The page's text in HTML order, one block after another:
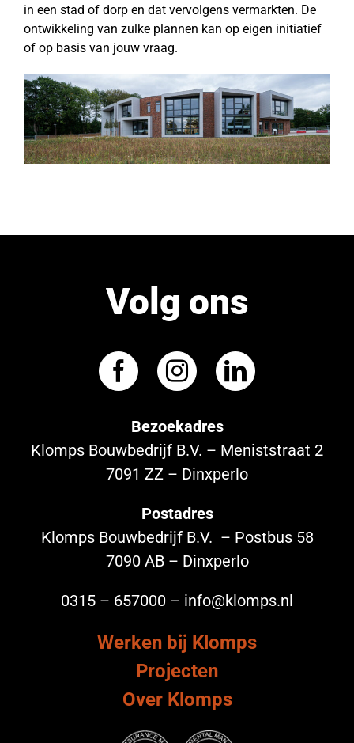
in een stad of dorp en dat vervolgens vermarkten. De
ontwikkeling van zulke plannen kan op eigen initiatief
of op basis van jouw vraag.
Volg ons
Bezoekadres
Klomps Bouwbedrijf B.V. – Meniststraat 2
7091 ZZ – Dinxperlo
Postadres
Klomps Bouwbedrijf B.V. – Postbus 58
7090 AB – Dinxperlo
0315 – 657000 – info@klomps.nl
Werken bij Klomps
Projecten
Over Klomps